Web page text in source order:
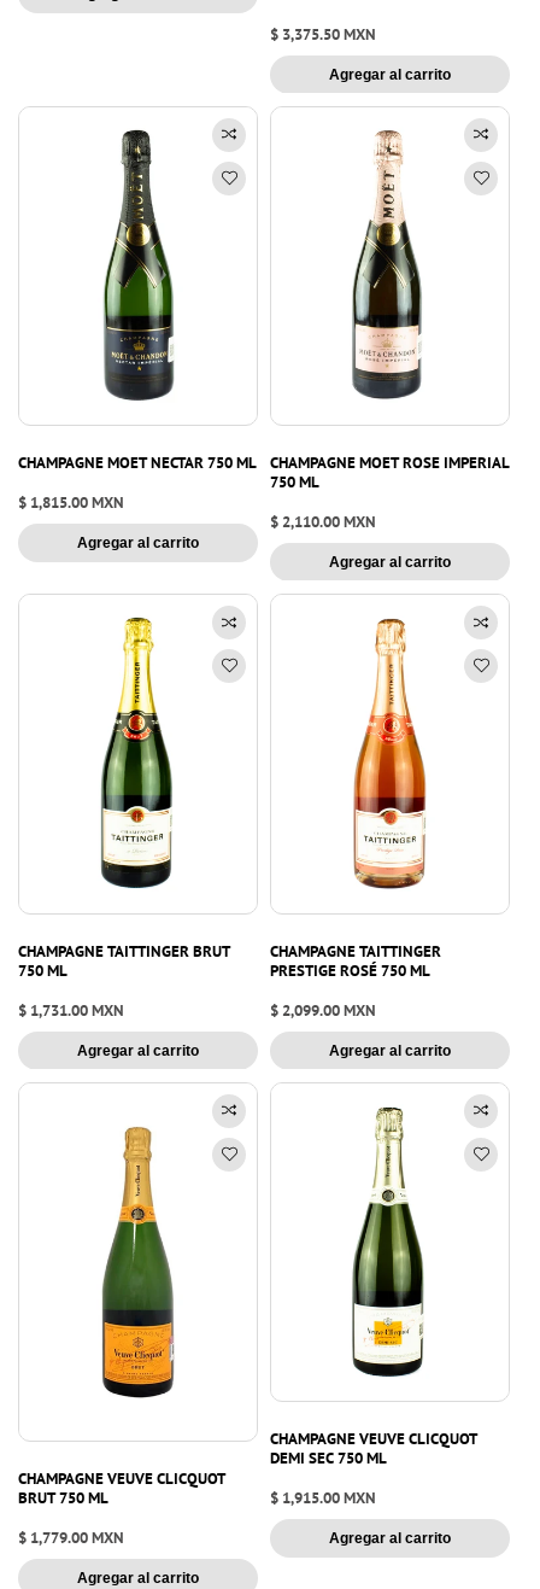
Precio
habitual
$ 3,375.50 MXN
Agregar al carrito
CHAMPAGNE MOET NECTAR 750 ML
Precio
habitual
$ 1,815.00 MXN
Agregar al carrito
CHAMPAGNE MOET ROSE IMPERIAL
750 ML
Precio
habitual
$ 2,110.00 MXN
Agregar al carrito
CHAMPAGNE TAITTINGER BRUT
750 ML
Precio
habitual
$ 1,731.00 MXN
Agregar al carrito
CHAMPAGNE TAITTINGER
PRESTIGE ROSÉ 750 ML
Precio
habitual
$ 2,099.00 MXN
Agregar al carrito
CHAMPAGNE VEUVE CLICQUOT
BRUT 750 ML
Precio
habitual
$ 1,779.00 MXN
Agregar al carrito
CHAMPAGNE VEUVE CLICQUOT
DEMI SEC 750 ML
Precio
habitual
$ 1,915.00 MXN
Agregar al carrito